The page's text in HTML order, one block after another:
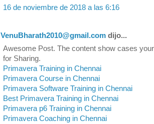
16 de noviembre de 2018 a las 6:16
VenuBharath2010@gmail.com dijo...
Awesome Post. The content show cases
for Sharing.
Primavera Training in Chennai
Primavera Course in Chennai
Primavera Software Training in Chennai
Best Primavera Training in Chennai
Primavera p6 Training in Chennai
Primavera Coaching in Chennai